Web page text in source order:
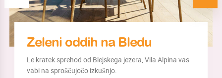
Zeleni oddih na Bledu
Le kratek sprehod od Blejskega jezera, Vila Alpina vas
vabi na sproščujočo izkušnjo.